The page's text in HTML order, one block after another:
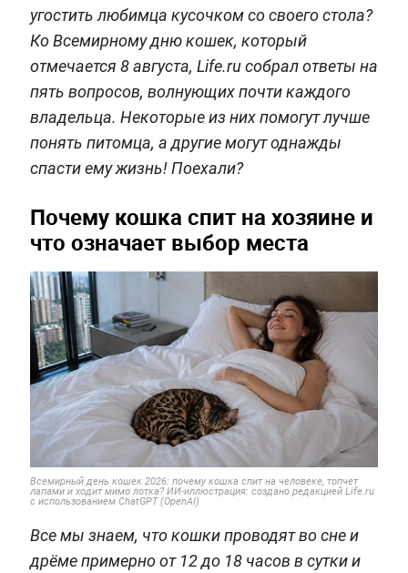
угостить любимца кусочком со своего стола?
Ко Всемирному дню кошек, который
отмечается 8 августа, Life.ru собрал ответы на
пять вопросов, волнующих почти каждого
владельца. Некоторые из них помогут лучше
понять питомца, а другие могут однажды
спасти ему жизнь! Поехали?
Почему кошка спит на хозяине и
что означает выбор места
Всемирный день кошек 2026: почему кошка спит на человеке, топчет
лапами и ходит мимо лотка? ИИ-иллюстрация: создано редакцией Life.ru
с использованием ChatGPT (OpenAI)
Все мы знаем, что кошки проводят во сне и
дрёме примерно от 12 до 18 часов в сутки и